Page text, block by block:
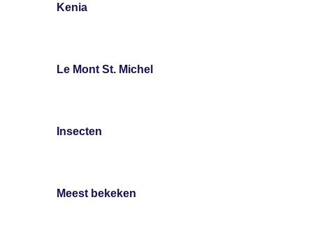
Kenia
Le Mont St. Michel
Insecten
Meest bekeken